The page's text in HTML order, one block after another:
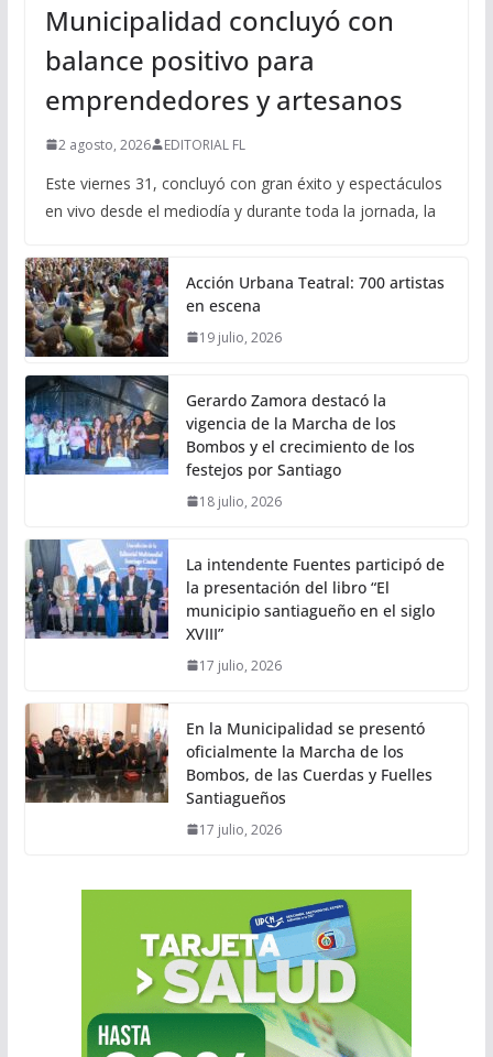
Municipalidad concluyó con
balance positivo para
emprendedores y artesanos
2 agosto, 2026 EDITORIAL FL
Este viernes 31, concluyó con gran éxito y espectáculos
en vivo desde el mediodía y durante toda la jornada, la
Acción Urbana Teatral: 700 artistas
en escena
19 julio, 2026
Gerardo Zamora destacó la
vigencia de la Marcha de los
Bombos y el crecimiento de los
festejos por Santiago
18 julio, 2026
La intendente Fuentes participó de
la presentación del libro “El
municipio santiagueño en el siglo
XVIII”
17 julio, 2026
En la Municipalidad se presentó
oficialmente la Marcha de los
Bombos, de las Cuerdas y Fuelles
Santiagueños
17 julio, 2026